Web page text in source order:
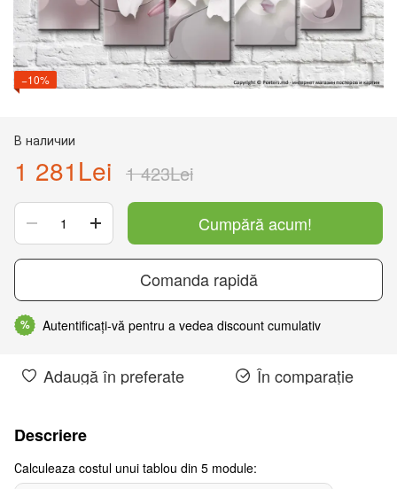
−10%
В наличии
1 281Lei 1 423Lei
Cumpără acum!
Comanda rapidă
% Autentificați-vă pentru a vedea discount cumulativ
Adaugă în preferate În comparație
Descriere
Сalculeaza costul unui tablou din 5 module: